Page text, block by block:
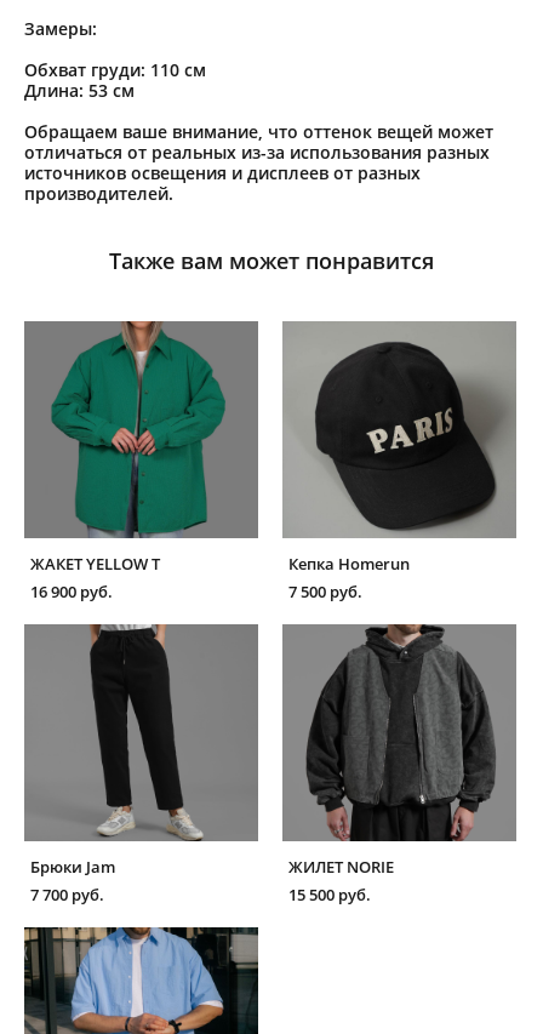
Замеры:
Обхват груди: 110 см
Длина: 53 см
Обращаем ваше внимание, что оттенок вещей может
отличаться от реальных из-за использования разных
источников освещения и дисплеев от разных
производителей.
Также вам может понравится
ЖАКЕТ YELLOW T
16 900 pуб.
Кепка Homerun
7 500 pуб.
Брюки Jam
7 700 pуб.
ЖИЛЕТ NORIE
15 500 pуб.